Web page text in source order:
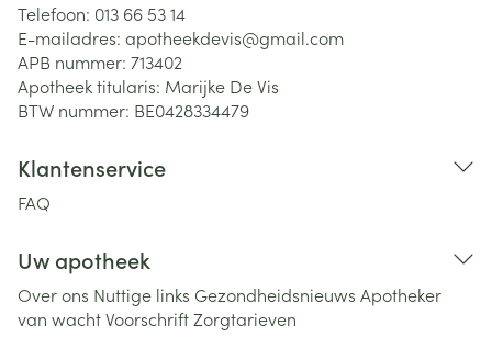
Telefoon: 013 66 53 14
E-mailadres: apotheekdevis@gmail.com
APB nummer: 713402
Apotheek titularis: Marijke De Vis
BTW nummer: BE0428334479
Klantenservice
FAQ
Uw apotheek
Over ons Nuttige links Gezondheidsnieuws Apotheker
van wachtVoorschriftZorgtarieven